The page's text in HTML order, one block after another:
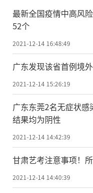
最新全国疫情中高风
52个
2021-12-14 16:48:49
广东发现该省首例境
2021-12-14 15:26:19
广东东莞2名无症状
结果均为阴性
2021-12-14 14:42:39
甘肃艺考注意事项！
2021-12-14 14:40:39